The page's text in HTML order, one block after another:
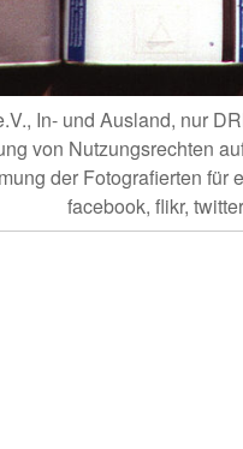
In- und Ausland, nur
von Nutzungsrechten
der Fotografierten
facebook, flikr,